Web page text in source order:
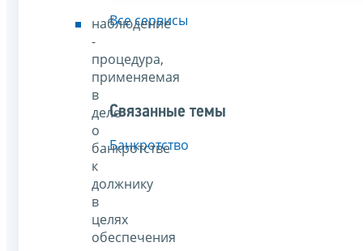
наблюдение
-
процедура,
применяемая
в
деле
о
банкротстве
к
должнику
в
целях
обеспечения
Все сервисы
Связанные темы
Банкротство